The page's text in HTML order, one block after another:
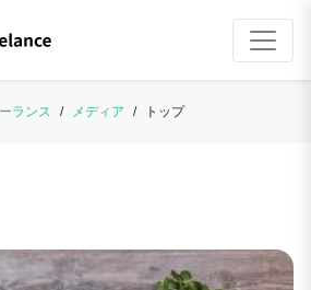
ランス / メディア / トップ